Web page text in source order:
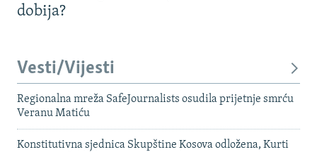
dobija?
Vesti/Vijesti
Regionalna mreža SafeJournalists osudila prijetnje smrću
Veranu Matiću
Konstitutivna sjednica Skupštine Kosova odložena, Kurti